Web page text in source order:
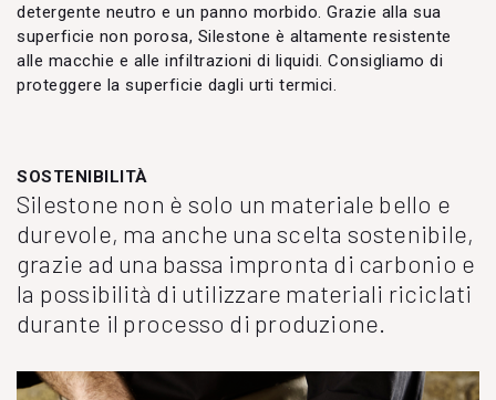
detergente neutro e un panno morbido. Grazie alla sua
superficie non porosa, Silestone è altamente resistente
alle macchie e alle infiltrazioni di liquidi. Consigliamo di
proteggere la superficie dagli urti termici.
SOSTENIBILITÀ
Silestone non è solo un materiale bello e
durevole, ma anche una scelta sostenibile,
grazie ad una bassa impronta di carbonio e
la possibilità di utilizzare materiali riciclati
durante il processo di produzione.